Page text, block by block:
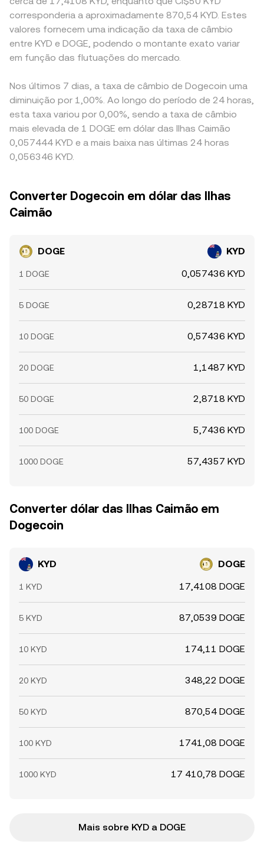
corresponderia a aproximadamente 870,54 KYD. Estes
valores fornecem uma indicação da taxa de câmbio
entre KYD e DOGE, podendo o montante exato variar
em função das flutuações do mercado.
Nos últimos 7 dias, a taxa de câmbio de Dogecoin uma
diminuição por 1,00%. Ao longo do período de 24 horas,
esta taxa variou por 0,00%, sendo a taxa de câmbio
mais elevada de 1 DOGE em dólar das Ilhas Caimão
0,057444 KYD e a mais baixa nas últimas 24 horas
0,056346 KYD.
Converter Dogecoin em dólar das Ilhas
Caimão
DOGE KYD
1 DOGE 0,057436 KYD
5 DOGE 0,28718 KYD
10 DOGE 0,57436 KYD
20 DOGE 1,1487 KYD
50 DOGE 2,8718 KYD
100 DOGE 5,7436 KYD
1000 DOGE 57,4357 KYD
Converter dólar das Ilhas Caimão em
Dogecoin
KYD DOGE
1 KYD 17,4108 DOGE
5 KYD 87,0539 DOGE
10 KYD 174,11 DOGE
20 KYD 348,22 DOGE
50 KYD 870,54 DOGE
100 KYD 1741,08 DOGE
1000 KYD 17 410,78 DOGE
Mais sobre KYD a DOGE